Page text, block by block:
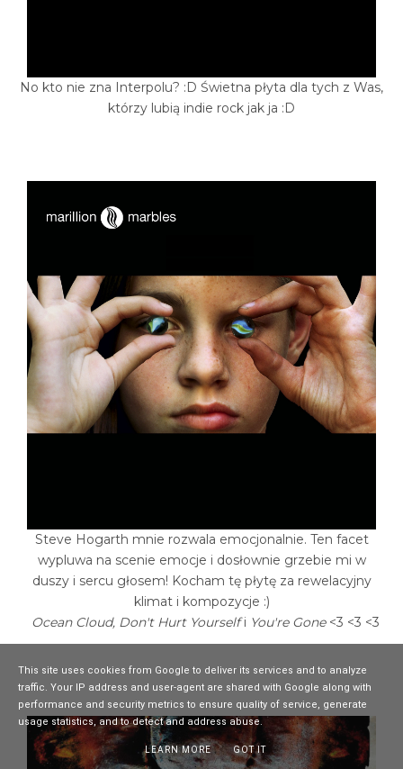
No kto nie zna Interpolu? :D Świetna płyta dla tych z Was,
którzy lubią indie rock jak ja :D
Steve Hogarth mnie rozwala emocjonalnie. Ten facet
wypluwa na scenie emocje i dosłownie grzebie mi w
duszy i sercu głosem! Kocham tę płytę za rewelacyjny
klimat i kompozycje :)
Ocean Cloud, Don't Hurt Yourselfi You're Gone <3 <3 <3
This site uses cookies from Google to deliver its services and to analyze
traffic. Your IP address and user-agent are shared with Google along with
performance and security metrics to ensure quality of service, generate
usage statistics, and to detect and address abuse.
LEARN MORE GOT IT